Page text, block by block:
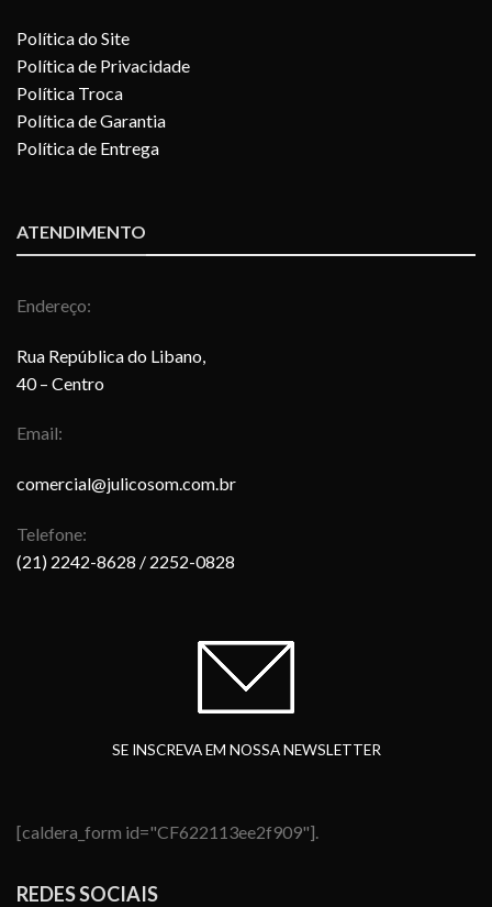
Política do Site
Política de Privacidade
Política Troca
Política de Garantia
Política de Entrega
ATENDIMENTO
Endereço:
Rua República do Libano,
40 – Centro
Email:
comercial@julicosom.com.br
Telefone:
(21) 2242-8628 / 2252-0828
SE INSCREVA EM NOSSA NEWSLETTER
[caldera_form id="CF622113ee2f909"].
REDES SOCIAIS